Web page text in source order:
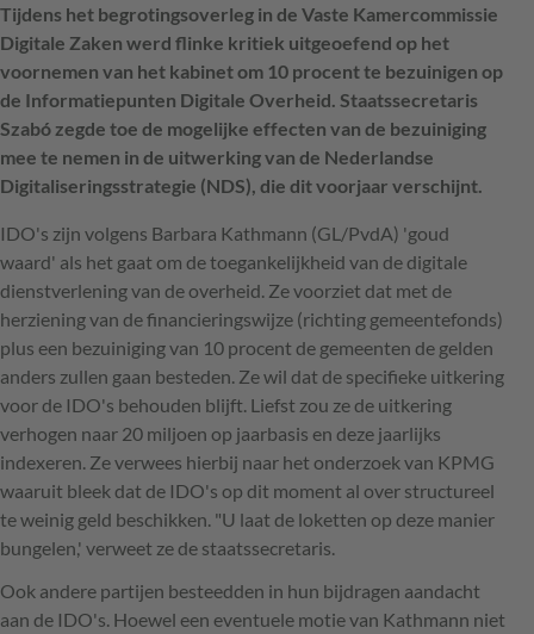
Tijdens het begrotingsoverleg in de Vaste Kamercommissie
Digitale Zaken werd flinke kritiek uitgeoefend op het
voornemen van het kabinet om 10 procent te bezuinigen op
de Informatiepunten Digitale Overheid. Staatssecretaris
Szabó zegde toe de mogelijke effecten van de bezuiniging
mee te nemen in de uitwerking van de Nederlandse
Digitaliseringsstrategie (NDS), die dit voorjaar verschijnt.
IDO's zijn volgens Barbara Kathmann (GL/PvdA) 'goud
waard' als het gaat om de toegankelijkheid van de digitale
dienstverlening van de overheid. Ze voorziet dat met de
herziening van de financieringswijze (richting gemeentefonds)
plus een bezuiniging van 10 procent de gemeenten de gelden
anders zullen gaan besteden. Ze wil dat de specifieke uitkering
voor de IDO's behouden blijft. Liefst zou ze de uitkering
verhogen naar 20 miljoen op jaarbasis en deze jaarlijks
indexeren. Ze verwees hierbij naar het onderzoek van KPMG
waaruit bleek dat de IDO's op dit moment al over structureel
te weinig geld beschikken. "U laat de loketten op deze manier
bungelen,' verweet ze de staatssecretaris.
Ook andere partijen besteedden in hun bijdragen aandacht
aan de IDO's. Hoewel een eventuele motie van Kathmann niet